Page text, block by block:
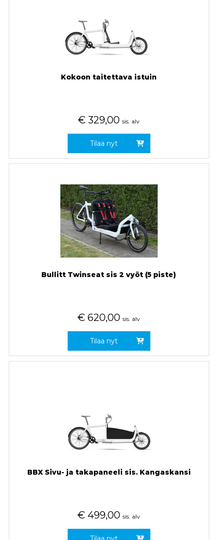
Kokoon taitettava istuin
€ 329,00 sis. alv
Tilaa nyt
Bullitt Twinseat sis 2 vyöt (5 piste)
€ 620,00 sis. alv
Tilaa nyt
BBX Sivu- ja takapaneeli sis. Kangaskansi
€ 499,00 sis. alv